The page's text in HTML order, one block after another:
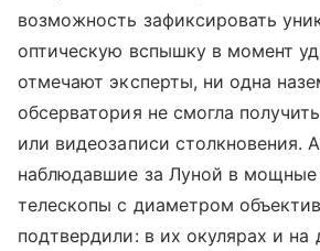
возможность зафиксировать
оптическую вспышку в момент
отмечают эксперты, ни одна
обсерватория не смогла
или видеозаписи столкновения.
наблюдавшие за Луной в мощные
телескопы с диаметром
подтвердили: в их окулярах и на